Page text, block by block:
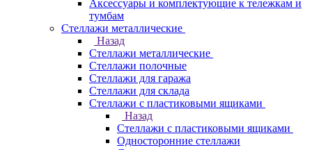
Аксесcуары и комплектующие к тележкам и
тумбам
Стеллажи металлические
Назад
Стеллажи металлические
Стеллажи полочные
Стеллажи для гаража
Стеллажи для склада
Стеллажи с пластиковыми ящиками
Назад
Стеллажи с пластиковыми ящиками
Односторонние стеллажи